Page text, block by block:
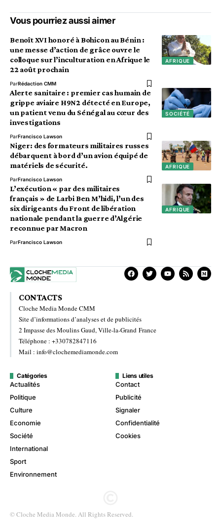
Vous pourriez aussi aimer
AFRIQUE
Benoît XVI honoré à Bohicon au Bénin :
une messe d’action de grâce ouvre le
colloque sur l’inculturation en Afrique le
22 août prochain
ParRédaction CMM
SOCIÉTÉ
Alerte sanitaire : premier cas humain de
grippe aviaire H9N2 détecté en Europe,
un patient venu du Sénégal au cœur des
investigations
ParFrancisco Lawson
AFRIQUE
Niger: des formateurs militaires russes
débarquent à bord d’un avion équipé de
matériels de sécurité.
ParFrancisco Lawson
AFRIQUE
L’exécution « par des militaires
français » de Larbi Ben M’hidi, l’un des
six dirigeants du Front de libération
nationale pendant la guerre d’Algérie
reconnue par Macron
ParFrancisco Lawson
CONTACTS
Cloche Media Monde CMM
Site d’informations d’analyses et de publicités
2 Impasse des Moulins Gaud, Ville-la-Grand France
Téléphone : +330782847116
Mail : info@clochemediamonde.com
Catégories
Actualités
Politique
Culture
Economie
Société
International
Sport
Environnement
Liens utiles
Contact
Publicité
Signaler
Confidentialité
Cookies
© Cloche Media Monde. All Rights Reserved.